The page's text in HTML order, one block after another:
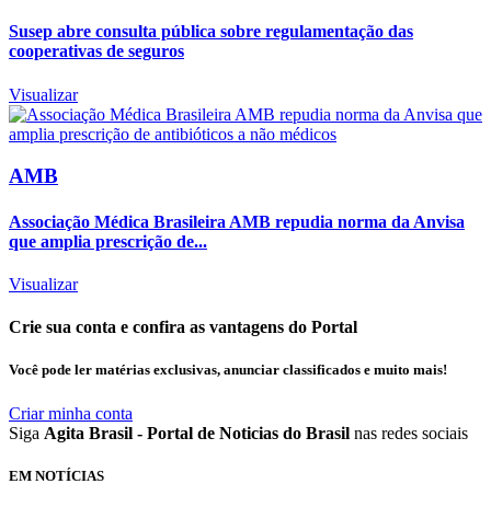
Susep abre consulta pública sobre regulamentação das
cooperativas de seguros
Visualizar
AMB
Associação Médica Brasileira AMB repudia norma da Anvisa
que amplia prescrição de...
Visualizar
Crie sua conta e confira as vantagens do Portal
Você pode ler matérias exclusivas, anunciar classificados e muito mais!
Criar minha conta
Siga Agita Brasil - Portal de Noticias do Brasil nas redes sociais
EM NOTÍCIAS